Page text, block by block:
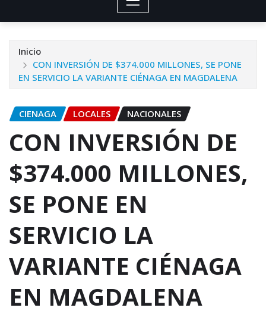
Inicio
CON INVERSIÓN DE $374.000 MILLONES, SE PONE
EN SERVICIO LA VARIANTE CIÉNAGA EN MAGDALENA
CIENAGA LOCALES NACIONALES
CON INVERSIÓN DE
$374.000 MILLONES,
SE PONE EN
SERVICIO LA
VARIANTE CIÉNAGA
EN MAGDALENA